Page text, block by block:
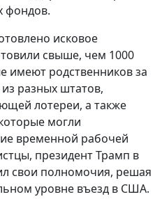
фондов.
исковое
свыше, чем 1000
имеют родственников за
разных штатов,
лотереи, а также
могли
временной рабочей
президент Трамп в
свои полномочия, решая
уровне въезд в США.